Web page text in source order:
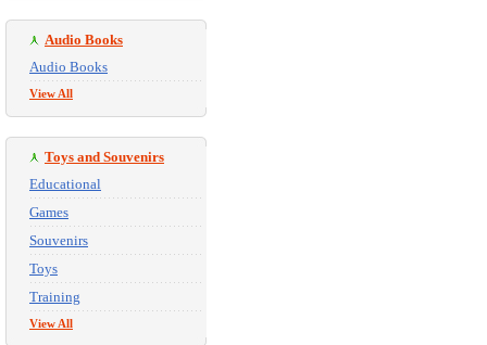
Audio Books
Audio Books
View All
Toys and Souvenirs
Educational
Games
Souvenirs
Toys
Training
View All